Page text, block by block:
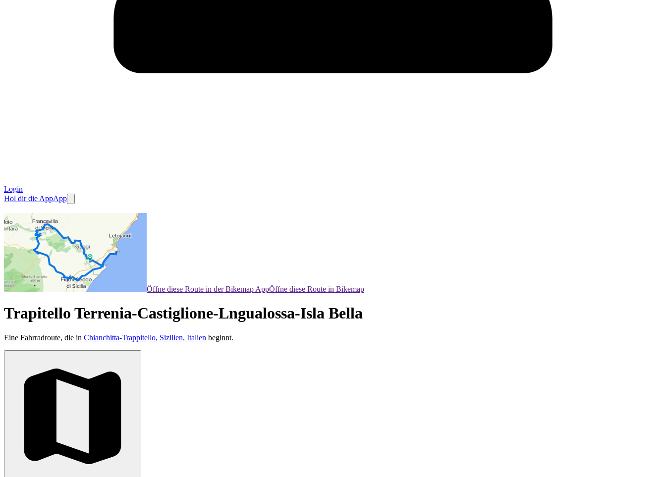
Login
Hol dir die AppApp
Öffne diese Route in der Bikemap AppÖffne diese Route in Bikemap
Trapitello Terrenia-Castiglione-Lngualossa-Isla Bella
Eine Fahrradroute, die in Chianchitta-Trappitello, Sizilien, Italien beginnt.